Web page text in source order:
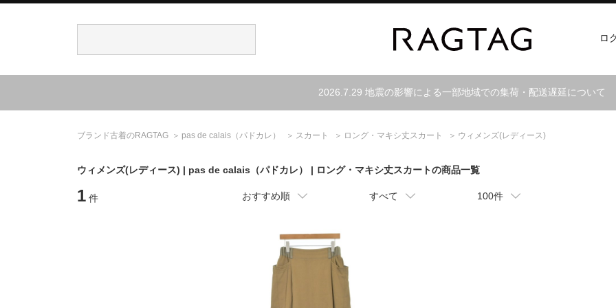
ロ
2026.7.29 地震の影響による一部地域での集荷・配送遅延について
ブランド古着のRAGTAG pas de calais （パドカレ） スカート ロング・マキシ丈スカート ウィメンズ(レディース)
ウィメンズ(レディース) | pas de calais （パドカレ） | ロング・マキシ丈スカートの商品一覧
1 件 おすすめ順 すべて 100件